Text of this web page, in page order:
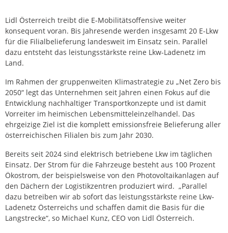
Lidl Österreich treibt die E-Mobilitätsoffensive weiter
konsequent voran. Bis Jahresende werden insgesamt 20 E-Lkw
für die Filialbelieferung landesweit im Einsatz sein. Parallel
dazu entsteht das leistungsstärkste reine Lkw-Ladenetz im
Land.
Im Rahmen der gruppenweiten Klimastrategie zu „Net Zero bis
2050“ legt das Unternehmen seit Jahren einen Fokus auf die
Entwicklung nachhaltiger Transportkonzepte und ist damit
Vorreiter im heimischen Lebensmitteleinzelhandel. Das
ehrgeizige Ziel ist die komplett emissionsfreie Belieferung aller
österreichischen Filialen bis zum Jahr 2030.
Bereits seit 2024 sind elektrisch betriebene Lkw im täglichen
Einsatz. Der Strom für die Fahrzeuge besteht aus 100 Prozent
Ökostrom, der beispielsweise von den Photovoltaikanlagen auf
den Dächern der Logistikzentren produziert wird. „Parallel
dazu betreiben wir ab sofort das leistungsstärkste reine Lkw-
Ladenetz Österreichs und schaffen damit die Basis für die
Langstrecke“, so Michael Kunz, CEO von Lidl Österreich.